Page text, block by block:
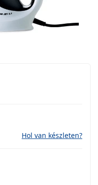
Hol van készleten?